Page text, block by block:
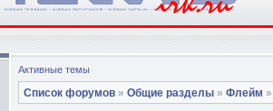
Активные темы
Список форумов » Общие разделы » Флейм »